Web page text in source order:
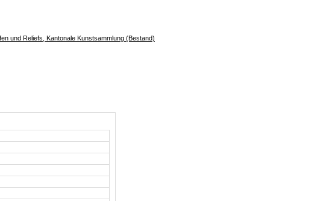
und Reliefs, Kantonale Kunstsammlung (Bestand)